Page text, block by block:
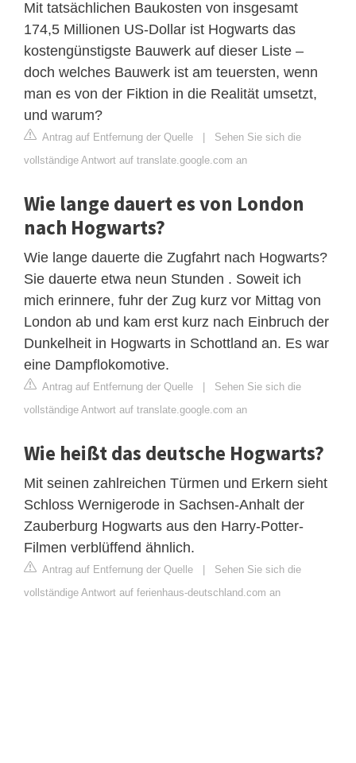
Mit tatsächlichen Baukosten von insgesamt
174,5 Millionen US-Dollar ist Hogwarts das
kostengünstigste Bauwerk auf dieser Liste –
doch welches Bauwerk ist am teuersten, wenn
man es von der Fiktion in die Realität umsetzt,
und warum?
Antrag auf Entfernung der Quelle | Sehen Sie sich die
vollständige Antwort auf translate.google.com an
Wie lange dauert es von London
nach Hogwarts?
Wie lange dauerte die Zugfahrt nach Hogwarts?
Sie dauerte etwa neun Stunden . Soweit ich
mich erinnere, fuhr der Zug kurz vor Mittag von
London ab und kam erst kurz nach Einbruch der
Dunkelheit in Hogwarts in Schottland an. Es war
eine Dampflokomotive.
Antrag auf Entfernung der Quelle | Sehen Sie sich die
vollständige Antwort auf translate.google.com an
Wie heißt das deutsche Hogwarts?
Mit seinen zahlreichen Türmen und Erkern sieht
Schloss Wernigerode in Sachsen-Anhalt der
Zauberburg Hogwarts aus den Harry-Potter-
Filmen verblüffend ähnlich.
Antrag auf Entfernung der Quelle | Sehen Sie sich die
vollständige Antwort auf ferienhaus-deutschland.com an